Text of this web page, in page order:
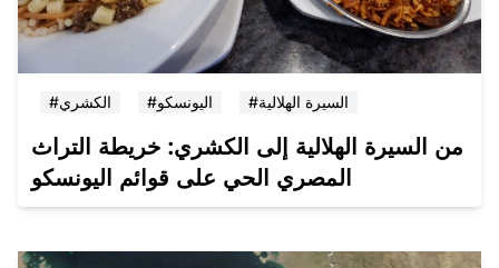
#الكشري #اليونسكو #السيرة الهلالية
من السيرة الهلالية إلى الكشري: خريطة التراث
المصري الحي على قوائم اليونسكو